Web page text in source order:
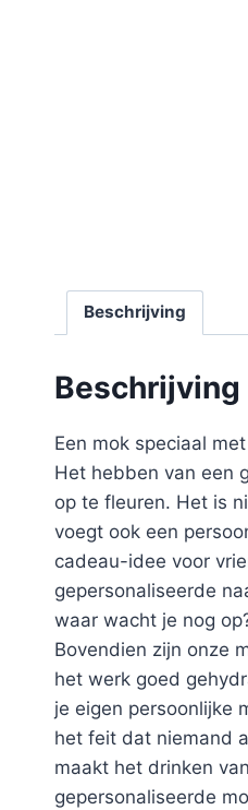
Beschrijving
Beschrijving
Een mok speciaal
Het hebben van een
op te fleuren. Het is
voegt ook een
cadeau-idee voor
gepersonaliseerde
waar wacht je nog
Bovendien zijn onze
het werk goed
je eigen persoonlijke
het feit dat niemand
maakt het drinken
gepersonaliseerde